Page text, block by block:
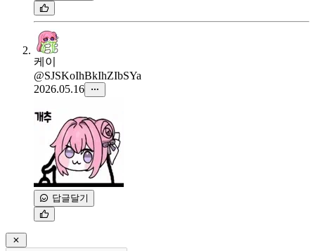
케이
@SJSKoIhBkIhZIbSYa
2026.05.16
답글달기